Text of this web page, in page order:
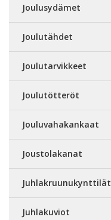
Joulusydämet
Joulutähdet
Joulutarvikkeet
Joulutötteröt
Jouluvahakankaat
Joustolakanat
Juhlakruunukynttilät
Juhlakuviot